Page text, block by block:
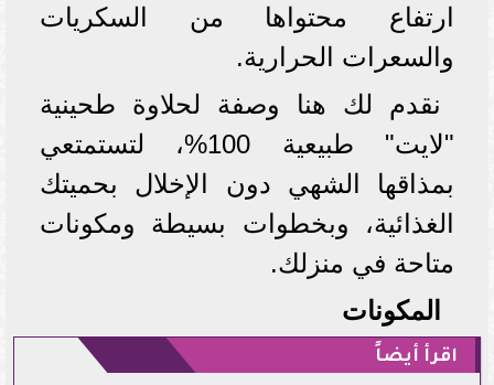
ارتفاع محتواها من السكريات
والسعرات الحرارية.
نقدم لك هنا وصفة لحلاوة طحينية
"لايت" طبيعية 100%، لتستمتعي
بمذاقها الشهي دون الإخلال بحميتك
الغذائية، وبخطوات بسيطة ومكونات
متاحة في منزلك.
المكونات
اقرأ أيضاً